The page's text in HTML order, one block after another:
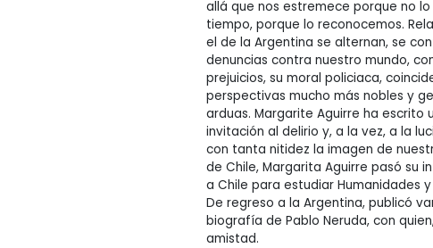
allá que nos estremece porque no
tiempo, porque lo reconocemos.
el de la Argentina se alternan, se
denuncias contra nuestro mundo,
prejuicios, su moral policiaca,
perspectivas mucho más nobles y
arduas. Margarite Aguirre ha escrito
invitación al delirio y, a la vez, a la
con tanta nitidez la imagen de
de Chile, Margarita Aguirre pasó su
a Chile para estudiar Humanidades
De regreso a la Argentina, publicó
biografía de Pablo Neruda, con
amistad.